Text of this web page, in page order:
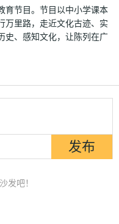
育节目。节目以中小学课本
万里路，走近文化古迹、实
史、感知文化，让陈列在广
发吧！